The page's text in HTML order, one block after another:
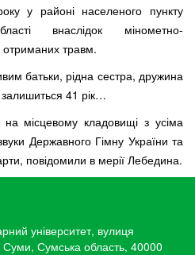
у районі населеного пункту
внаслідок мінометно-
отриманих травм.
батьки, рідна сестра, дружина
41 рік…
місцевому кладовищі з усіма
Державного Гімну України та
повідомили в мерії Лебедина.
університет, вулиця
Сумська область, 40000